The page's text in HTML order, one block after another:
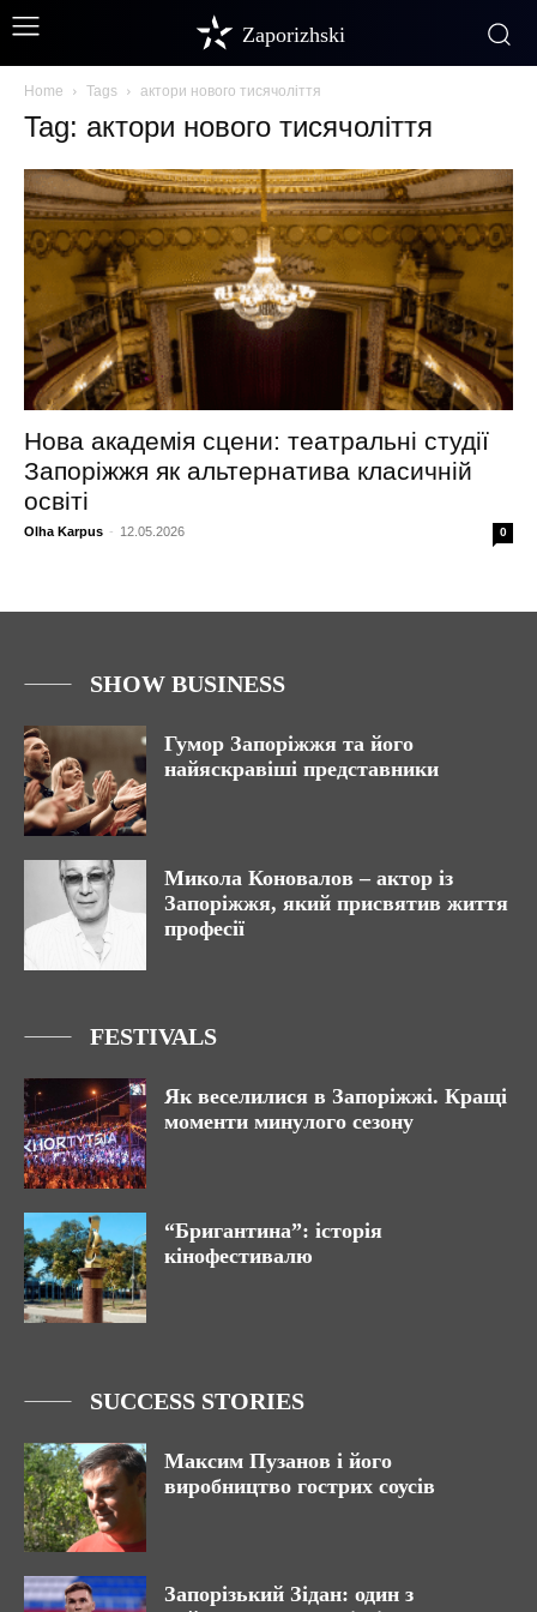
Zaporizhski
Home Tags актори нового тисячоліття
Tag: актори нового тисячоліття
Нова академія сцени: театральні студії
Запоріжжя як альтернатива класичній
освіті
Olha Karpus - 12.05.2026 0
SHOW BUSINESS
Гумор Запоріжжя та його
найяскравіші представники
Микола Коновалов – актор із
Запоріжжя, який присвятив життя
професії
FESTIVALS
Як веселилися в Запоріжжі. Кращі
моменти минулого сезону
“Бригантина”: історія
кінофестивалю
SUCCESS STORIES
Максим Пузанов і його
виробництво гострих соусів
Запорізький Зідан: один з